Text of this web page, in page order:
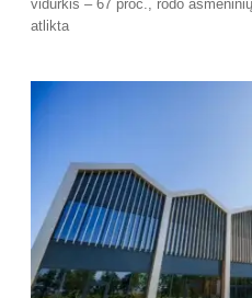
vidurkis – 67 proc., rodo
atlikta